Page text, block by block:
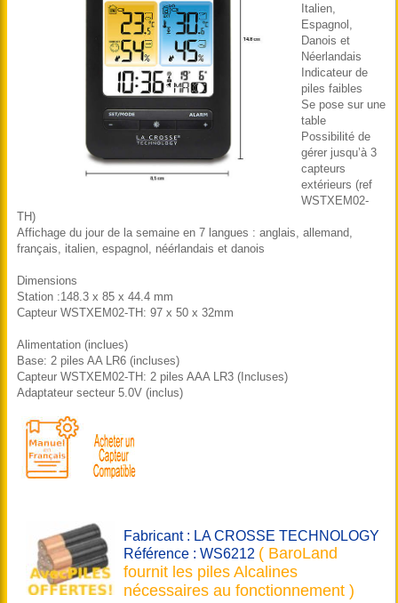
Italien,
Espagnol,
Danois et
Néerlandais
Indicateur de
piles faibles
Se pose sur une
table
Possibilité de
gérer jusqu’à 3
capteurs
extérieurs (ref
WSTXEM02-
TH)
Affichage du jour de la semaine en 7 langues : anglais, allemand,
français, italien, espagnol, néérlandais et danois
Dimensions
Station :148.3 x 85 x 44.4 mm
Capteur WSTXEM02-TH: 97 x 50 x 32mm
Alimentation (inclues)
Base: 2 piles AA LR6 (incluses)
Capteur WSTXEM02-TH: 2 piles AAA LR3 (Incluses)
Adaptateur secteur 5.0V (inclus)
Fabricant : LA CROSSE TECHNOLOGY
Référence : WS6212 ( BaroLand
fournit les piles Alcalines
nécessaires au fonctionnement )